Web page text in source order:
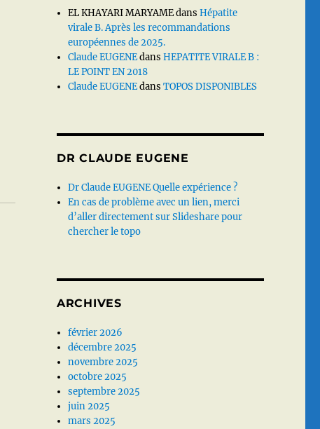
EL KHAYARI MARYAMEdansHépatite
virale B. Après les recommandations
européennes de 2025.
Claude EUGENEdansHEPATITE VIRALE B :
LE POINT EN 2018
Claude EUGENEdansTOPOS DISPONIBLES
DR CLAUDE EUGENE
Dr Claude EUGENE Quelle expérience ?
En cas de problème avec un lien, merci
d’aller directement sur Slideshare pour
chercher le topo
ARCHIVES
février 2026
décembre 2025
novembre 2025
octobre 2025
septembre 2025
juin 2025
mars 2025